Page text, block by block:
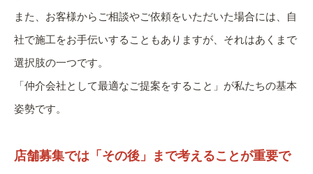
また、お客様からご相談やご依頼をいただいた場合には、自
社で施工をお手伝いすることもありますが、それはあくまで
選択肢の一つです。
「仲介会社として最適なご提案をすること」が私たちの基本
姿勢です。
店舗募集では「その後」まで考えることが重要で